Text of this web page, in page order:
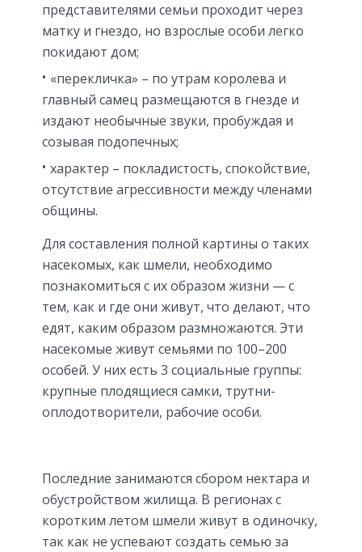
представителями семьи проходит через
матку и гнездо, но взрослые особи легко
покидают дом;
«перекличка» – по утрам королева и
главный самец размещаются в гнезде и
издают необычные звуки, пробуждая и
созывая подопечных;
характер – покладистость, спокойствие,
отсутствие агрессивности между членами
общины.
Для составления полной картины о таких
насекомых, как шмели, необходимо
познакомиться с их образом жизни — с
тем, как и где они живут, что делают, что
едят, каким образом размножаются. Эти
насекомые живут семьями по 100–200
особей. У них есть 3 социальные группы:
крупные плодящиеся самки, трутни-
оплодотворители, рабочие особи.
Последние занимаются сбором нектара и
обустройством жилища. В регионах с
коротким летом шмели живут в одиночку,
так как не успевают создать семью за